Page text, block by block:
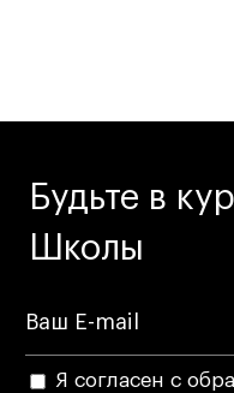
Будьте в
Школы
Я согласен с